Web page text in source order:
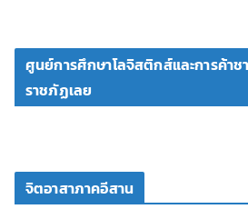
ศูนย์การศึกษาโลจิสติกส์และการค้า
ราชภัฏเลย
จิตอาสาภาคอีสาน